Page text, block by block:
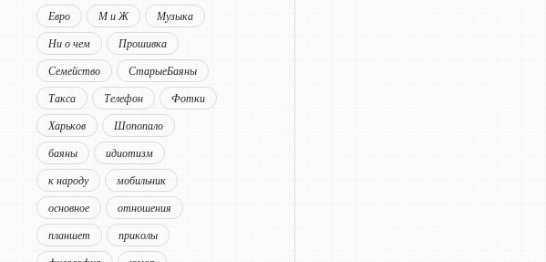
Евро
М и Ж
Музыка
Ни о чем
Прошивка
Семейство
СтарыеБаяны
Такса
Телефон
Фотки
Харьков
Шопопало
баяны
идиотизм
к народу
мобильник
основное
отношения
планшет
приколы